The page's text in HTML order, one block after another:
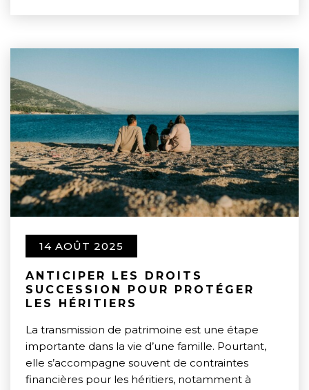
14 AOÛT 2025
ANTICIPER LES DROITS
SUCCESSION POUR PROTÉGER
LES HÉRITIERS
La transmission de patrimoine est une étape
importante dans la vie d’une famille. Pourtant,
elle s’accompagne souvent de contraintes
financières pour les héritiers, notamment à